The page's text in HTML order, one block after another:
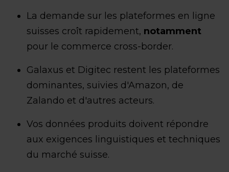
La demande sur les plateformes en ligne
suisses croît rapidement, notamment
pour le commerce cross-border.
Galaxus et Digitec restent les plateformes
dominantes, suivies d'Amazon, de
Zalando et d'autres acteurs.
Vos données produits doivent répondre
aux exigences linguistiques et techniques
du marché suisse.